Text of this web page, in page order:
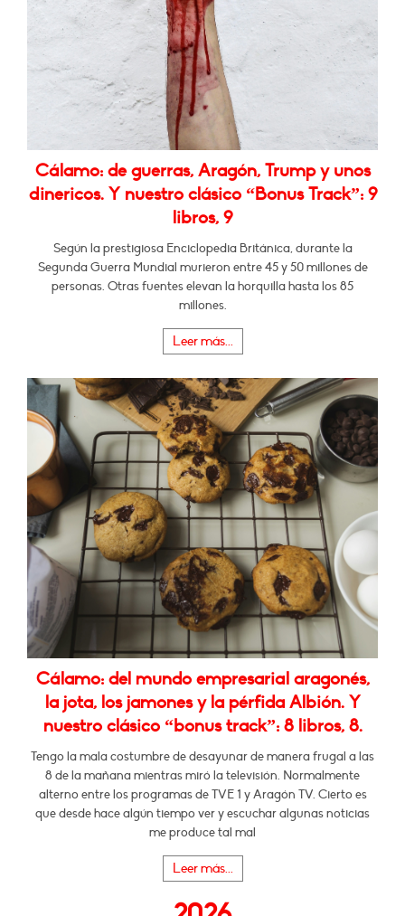
Cálamo: de guerras, Aragón, Trump y unos
dinericos. Y nuestro clásico “Bonus Track”: 9
libros, 9
Según la prestigiosa Enciclopedia Británica, durante la
Segunda Guerra Mundial murieron entre 45 y 50 millones de
personas. Otras fuentes elevan la horquilla hasta los 85
millones.
Leer más...
Cálamo: del mundo empresarial aragonés,
la jota, los jamones y la pérfida Albión. Y
nuestro clásico “bonus track”: 8 libros, 8.
Tengo la mala costumbre de desayunar de manera frugal a las
8 de la mañana mientras miró la televisión. Normalmente
alterno entre los programas de TVE 1 y Aragón TV. Cierto es
que desde hace algún tiempo ver y escuchar algunas noticias
me produce tal mal
Leer más...